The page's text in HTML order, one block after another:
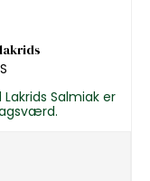
Salmiak er